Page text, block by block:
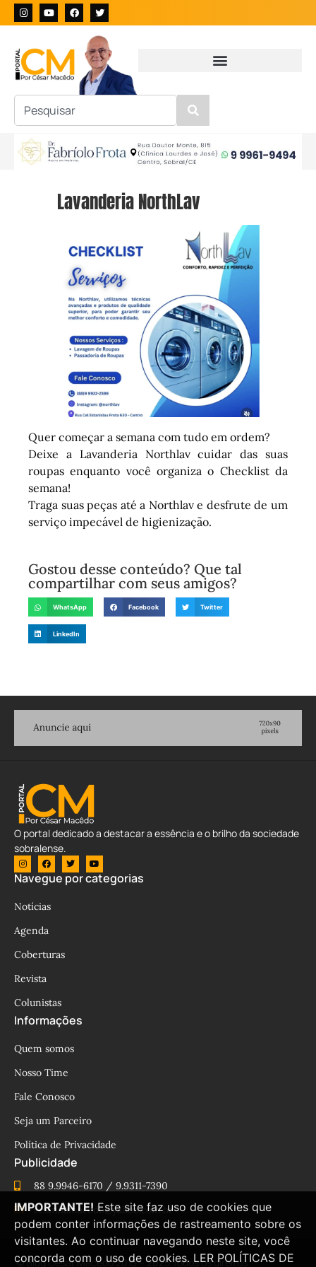
Lavanderia NorthLav
Quer começar a semana com tudo em ordem?
Deixe a Lavanderia Northlav cuidar das suas
roupas enquanto você organiza o Checklist da
semana!
Traga suas peças até a Northlav e desfrute de um
serviço impecável de higienização.
Gostou desse conteúdo? Que tal
compartilhar com seus amigos?
WhatsApp Facebook Twitter
LinkedIn
O portal dedicado a destacar a essência e o brilho da sociedade
sobralense.
Navegue por categorias
Notícias
Agenda
Coberturas
Revista
Colunistas
Informações
Quem somos
Nosso Time
Fale Conosco
Seja um Parceiro
Política de Privacidade
Publicidade
88 9.9946-6170 / 9.9311-7390
cesinhamacedo@yahoo.com.br
© Blog César Macêdo 2015 – 2025 Todos os direitos
IMPORTANTE! Este site faz uso de cookies que
podem conter informações de rastreamento sobre os
visitantes. Ao continuar navegando neste site, você
concorda com o uso de cookies. LER POLÍTICAS DE